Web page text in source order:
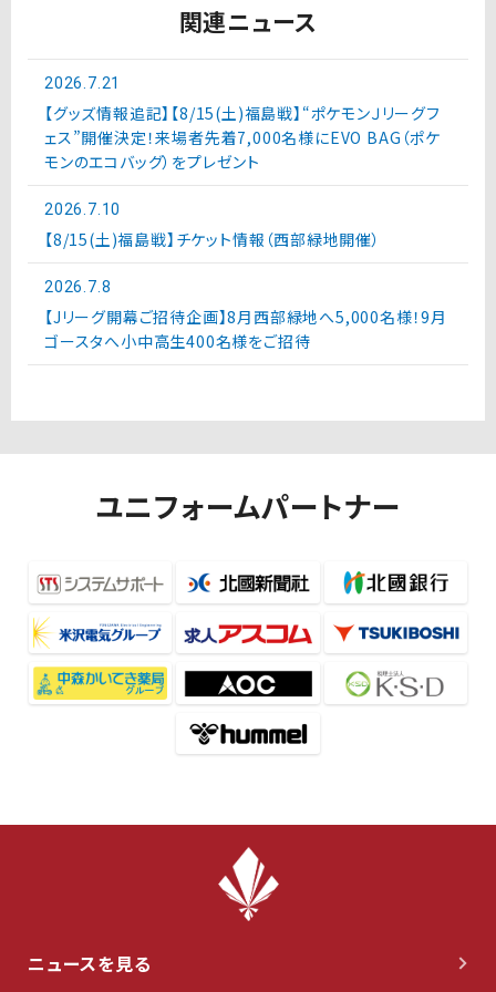
関連ニュース
2026.7.21
【グッズ情報追記】【8/15(土)福島戦】“ポケモンＪリーグフ
ェス”開催決定！来場者先着7,000名様にEVO BAG（ポケ
モンのエコバッグ）をプレゼント
2026.7.10
【8/15(土)福島戦】チケット情報（西部緑地開催）
2026.7.8
【Jリーグ開幕ご招待企画】8月西部緑地へ5,000名様！9月
ゴースタへ小中高生400名様をご招待
ユニフォームパートナー
ニュースを見る